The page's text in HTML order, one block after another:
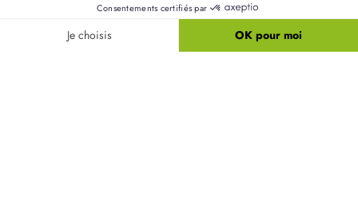
Nos terrains
Nos maisons + terrains